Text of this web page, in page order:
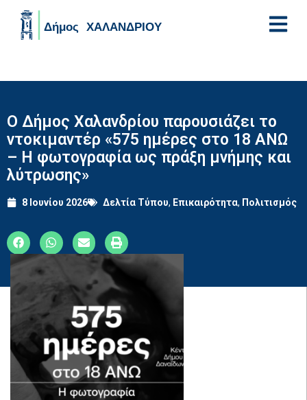
Ο Δήμος Χαλανδρίου παρουσιάζει το
ντοκιμαντέρ «575 ημέρες στο 18 ΑΝΩ
– Η φωτογραφία ως πράξη μνήμης και
λύτρωσης»
8 Ιουνίου 2026 Δελτία Τύπου, Επικαιρότητα, Πολιτισμός